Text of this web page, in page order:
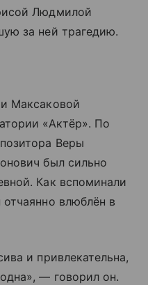
Людмилой
за ней трагедию.
Максаковой
«Актёр». По
Веры
был сильно
Как вспоминали
влюблён в
и привлекательна,
— говорил он.